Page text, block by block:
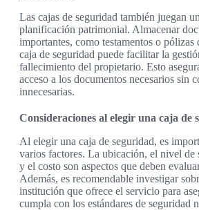
Las cajas de seguridad también juegan
planificación patrimonial. Almacenar
importantes, como testamentos o pólizas
caja de seguridad puede facilitar la
fallecimiento del propietario. Esto
acceso a los documentos necesarios sin
innecesarias.
Consideraciones al elegir una caja de
Al elegir una caja de seguridad, es
varios factores. La ubicación, el nivel de
y el costo son aspectos que deben
Además, es recomendable investigar
institución que ofrece el servicio para
cumpla con los estándares de seguridad